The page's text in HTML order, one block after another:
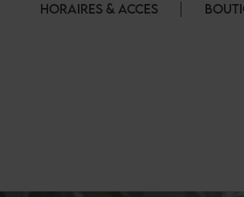
HORAIRES & ACCES